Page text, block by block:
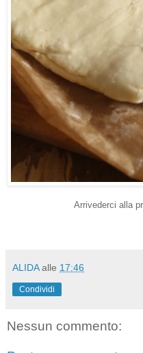
Arrivederci alla
ALIDA alle 17:46
Condividi
Nessun commento: